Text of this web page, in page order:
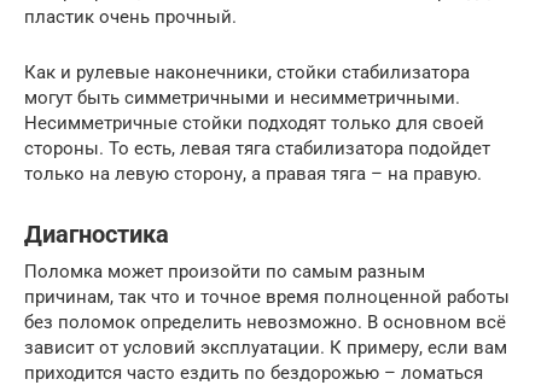
пластик очень прочный.
Как и рулевые наконечники, стойки стабилизатора
могут быть симметричными и несимметричными.
Несимметричные стойки подходят только для своей
стороны. То есть, левая тяга стабилизатора подойдет
только на левую сторону, а правая тяга – на правую.
Диагностика
Поломка может произойти по самым разным
причинам, так что и точное время полноценной работы
без поломок определить невозможно. В основном всё
зависит от условий эксплуатации. К примеру, если вам
приходится часто ездить по бездорожью – ломаться